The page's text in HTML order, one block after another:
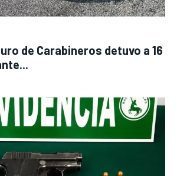
de Carabineros detuvo a 16